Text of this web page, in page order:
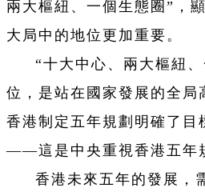
兩大樞紐、一個生態圈”，
大局中的地位更加重要。
“十大中心、兩大樞紐
位，是站在國家發展的全局
香港制定五年規劃明確了目
——這是‌中央重視香港五年
香港未來五年的發展，